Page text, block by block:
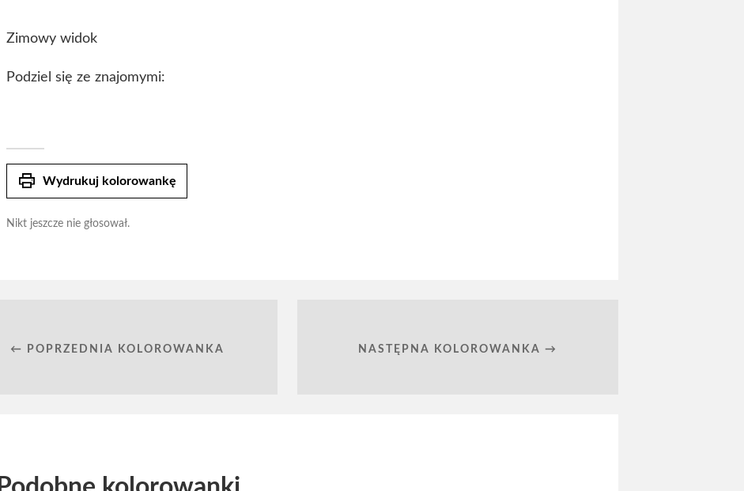
Zimowy widok
Podziel się ze znajomymi:
print Wydrukuj kolorowankę
Nikt jeszcze nie głosował.
← POPRZEDNIA KOLOROWANKA NASTĘPNA KOLOROWANKA →